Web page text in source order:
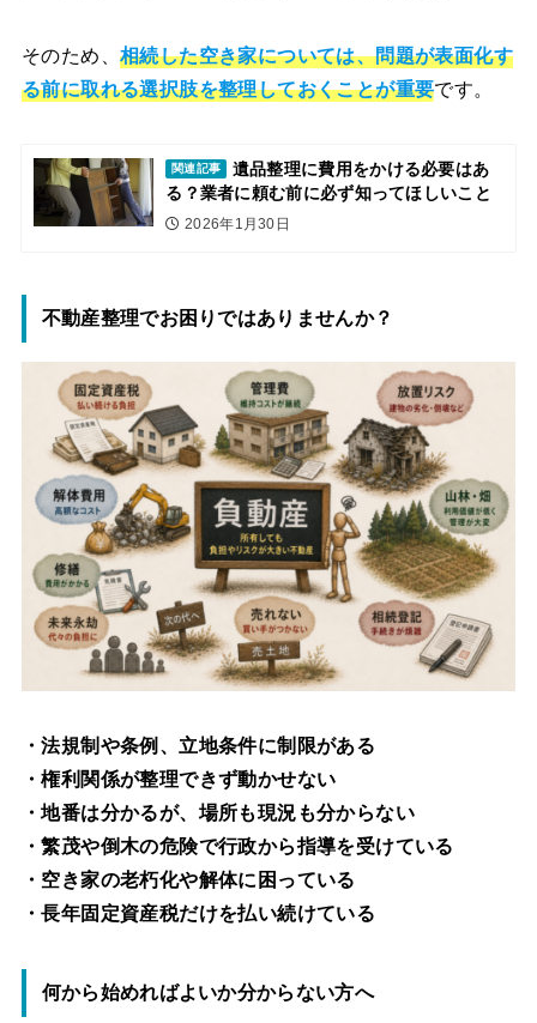
そのため、 相続した空き家については、問題が表面化す
る前に取れる選択肢を整理しておくことが重要です。
関連記事
遺品整理に費用をかける必要はあ
る？業者に頼む前に必ず知ってほしいこと
2026年1月30日
不動産整理でお困りではありませんか？
・法規制や条例、立地条件に制限がある
・権利関係が整理できず動かせない
・地番は分かるが、場所も現況も分からない
・繁茂や倒木の危険で行政から指導を受けている
・空き家の老朽化や解体に困っている
・長年固定資産税だけを払い続けている
何から始めればよいか分からない方へ